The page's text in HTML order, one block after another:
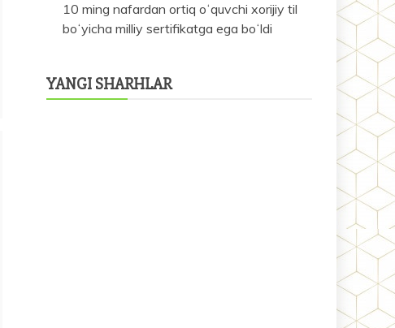
10 ming nafardan ortiq oʻquvchi xorijiy til
boʻyicha milliy sertifikatga ega boʻldi
YANGI SHARHLAR